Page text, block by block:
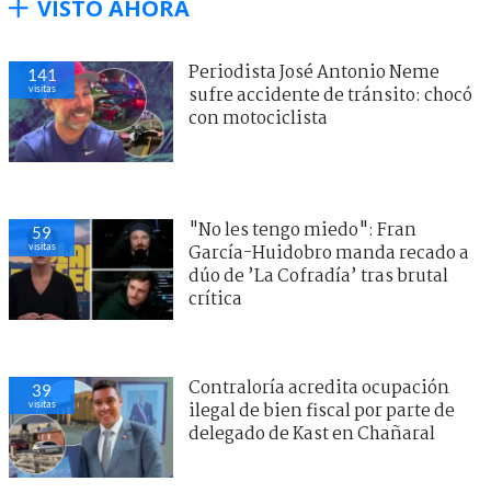
VISTO AHORA
141
visitas
Periodista José Antonio Neme
sufre accidente de tránsito: chocó
con motociclista
59
visitas
"No les tengo miedo": Fran
García-Huidobro manda recado a
dúo de ’La Cofradía’ tras brutal
crítica
39
visitas
Contraloría acredita ocupación
ilegal de bien fiscal por parte de
delegado de Kast en Chañaral